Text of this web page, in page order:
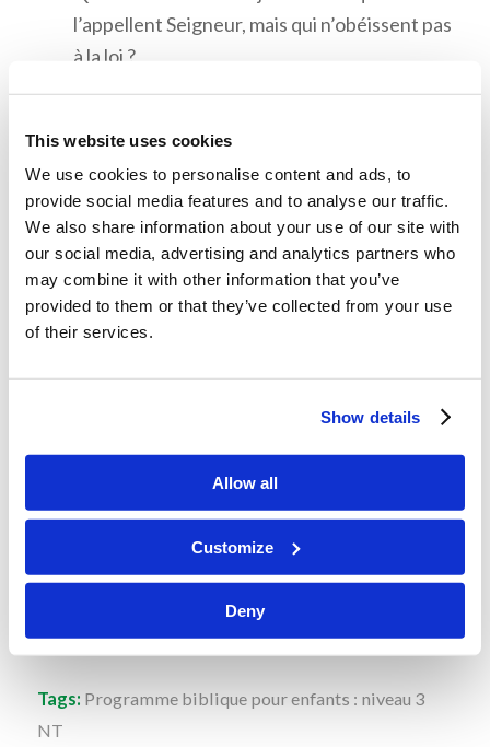
This website uses cookies
We use cookies to personalise content and ads, to
provide social media features and to analyse our traffic.
We also share information about your use of our site with
our social media, advertising and analytics partners who
may combine it with other information that you’ve
provided to them or that they’ve collected from your use
of their services.
Show details
Allow all
Customize
Deny
l’appellent Seigneur, mais qui n’obéissent pas
à la loi ?
Quand le Christ nous dit de construire sur le
sable ?
Mémorisation
Car large est la porte,
spacieux est le chemin qui mènent à la perdition,
et il y en a beaucoup qui entrent par là. Mais
étroite est la porte, resserré le chemin qui
mènent à la vie, et il y en a peu qui les trouvent.”
Tags: Programme biblique pour enfants : niveau 3
NT